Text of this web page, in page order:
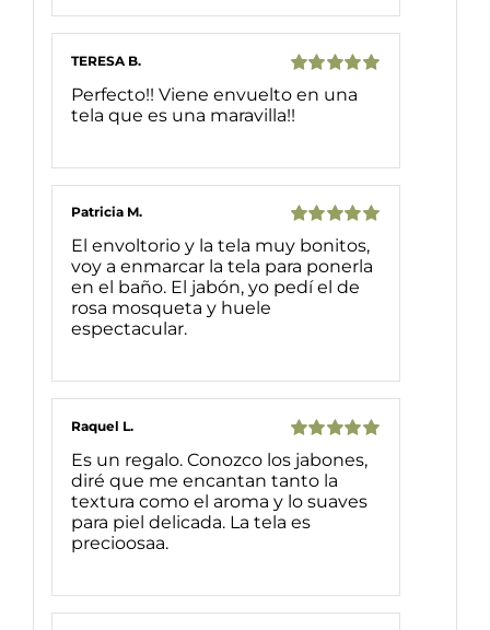
Valorado
con 5 de 5
TERESA B.
Perfecto!! Viene envuelto en una
tela que es una maravilla!!
Valorado
con5de 5
Patricia M.
El envoltorio y la tela muy bonitos,
voy a enmarcar la tela para ponerla
en el baño. El jabón, yo pedí el de
rosa mosqueta y huele
espectacular.
Valorado
con5de 5
Raquel L.
Es un regalo. Conozco los jabones,
diré que me encantan tanto la
textura como el aroma y lo suaves
para piel delicada. La tela es
precioosaa.